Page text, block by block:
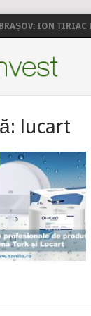
BRAȘOV: ION ȚIRIAC
lucart